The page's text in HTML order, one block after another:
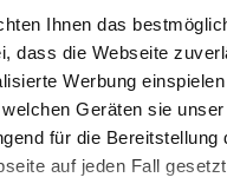
Ihnen das
dass die Webseite
Werbung
Geräten sie
für die
auf jeden Fall